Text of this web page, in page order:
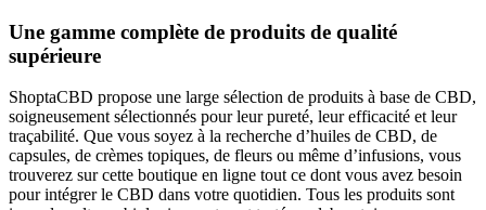
Une gamme complète de produits de qualité
supérieure
ShoptaCBD propose une large sélection de produits à base de CBD,
soigneusement sélectionnés pour leur pureté, leur efficacité et leur
traçabilité. Que vous soyez à la recherche d’huiles de CBD, de
capsules, de crèmes topiques, de fleurs ou même d’infusions, vous
trouverez sur cette boutique en ligne tout ce dont vous avez besoin
pour intégrer le CBD dans votre quotidien. Tous les produits sont